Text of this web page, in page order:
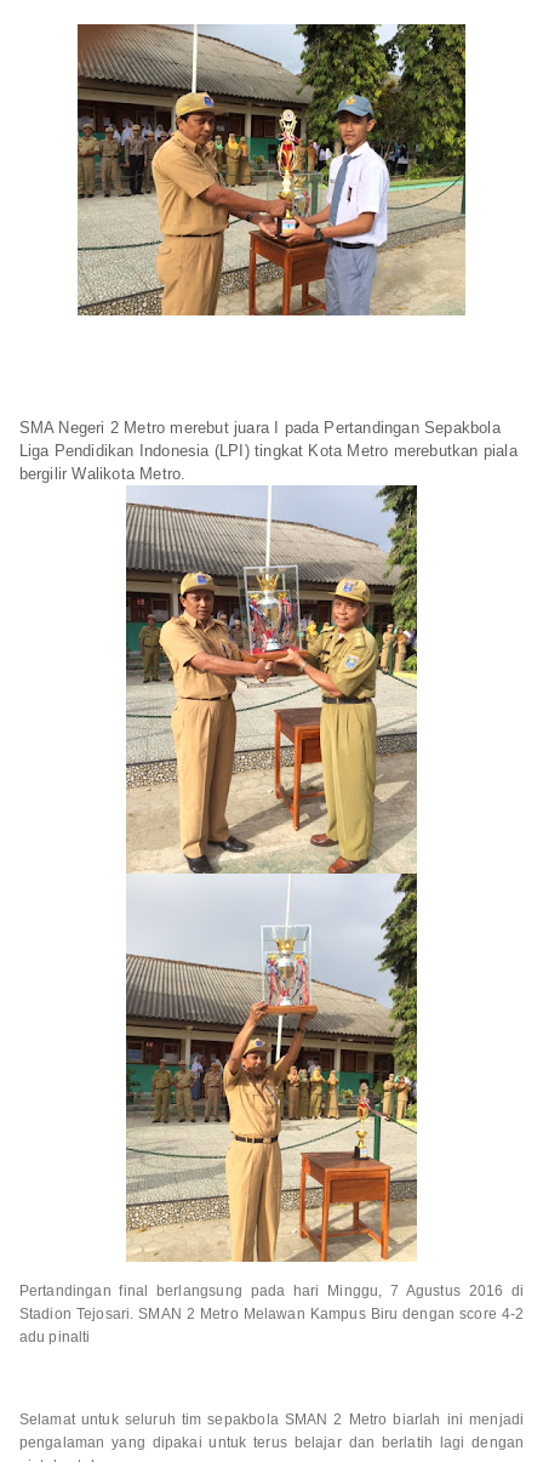
SMA Negeri 2 Metro merebut juara I pada Pertandingan Sepakbola
Liga Pendidikan Indonesia (LPI) tingkat Kota Metro merebutkan piala
bergilir Walikota Metro.
Pertandingan final berlangsung pada hari Minggu, 7 Agustus 2016 di
Stadion Tejosari. SMAN 2 Metro Melawan Kampus Biru dengan score 4-2
adu pinalti
Selamat untuk seluruh tim sepakbola SMAN 2 Metro biarlah ini menjadi
pengalaman yang dipakai untuk terus belajar dan berlatih lagi dengan